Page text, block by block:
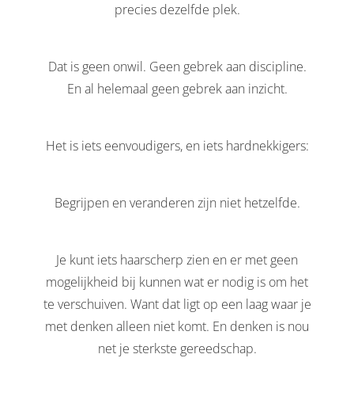
precies dezelfde plek.
Dat is geen onwil. Geen gebrek aan discipline.
En al helemaal geen gebrek aan inzicht.
Het is iets eenvoudigers, en iets hardnekkigers:
Begrijpen en veranderen zijn niet hetzelfde.
Je kunt iets haarscherp zien en er met geen
mogelijkheid bij kunnen wat er nodig is om het
te verschuiven. Want dat ligt op een laag waar je
met denken alleen niet komt. En denken is nou
net je sterkste gereedschap.